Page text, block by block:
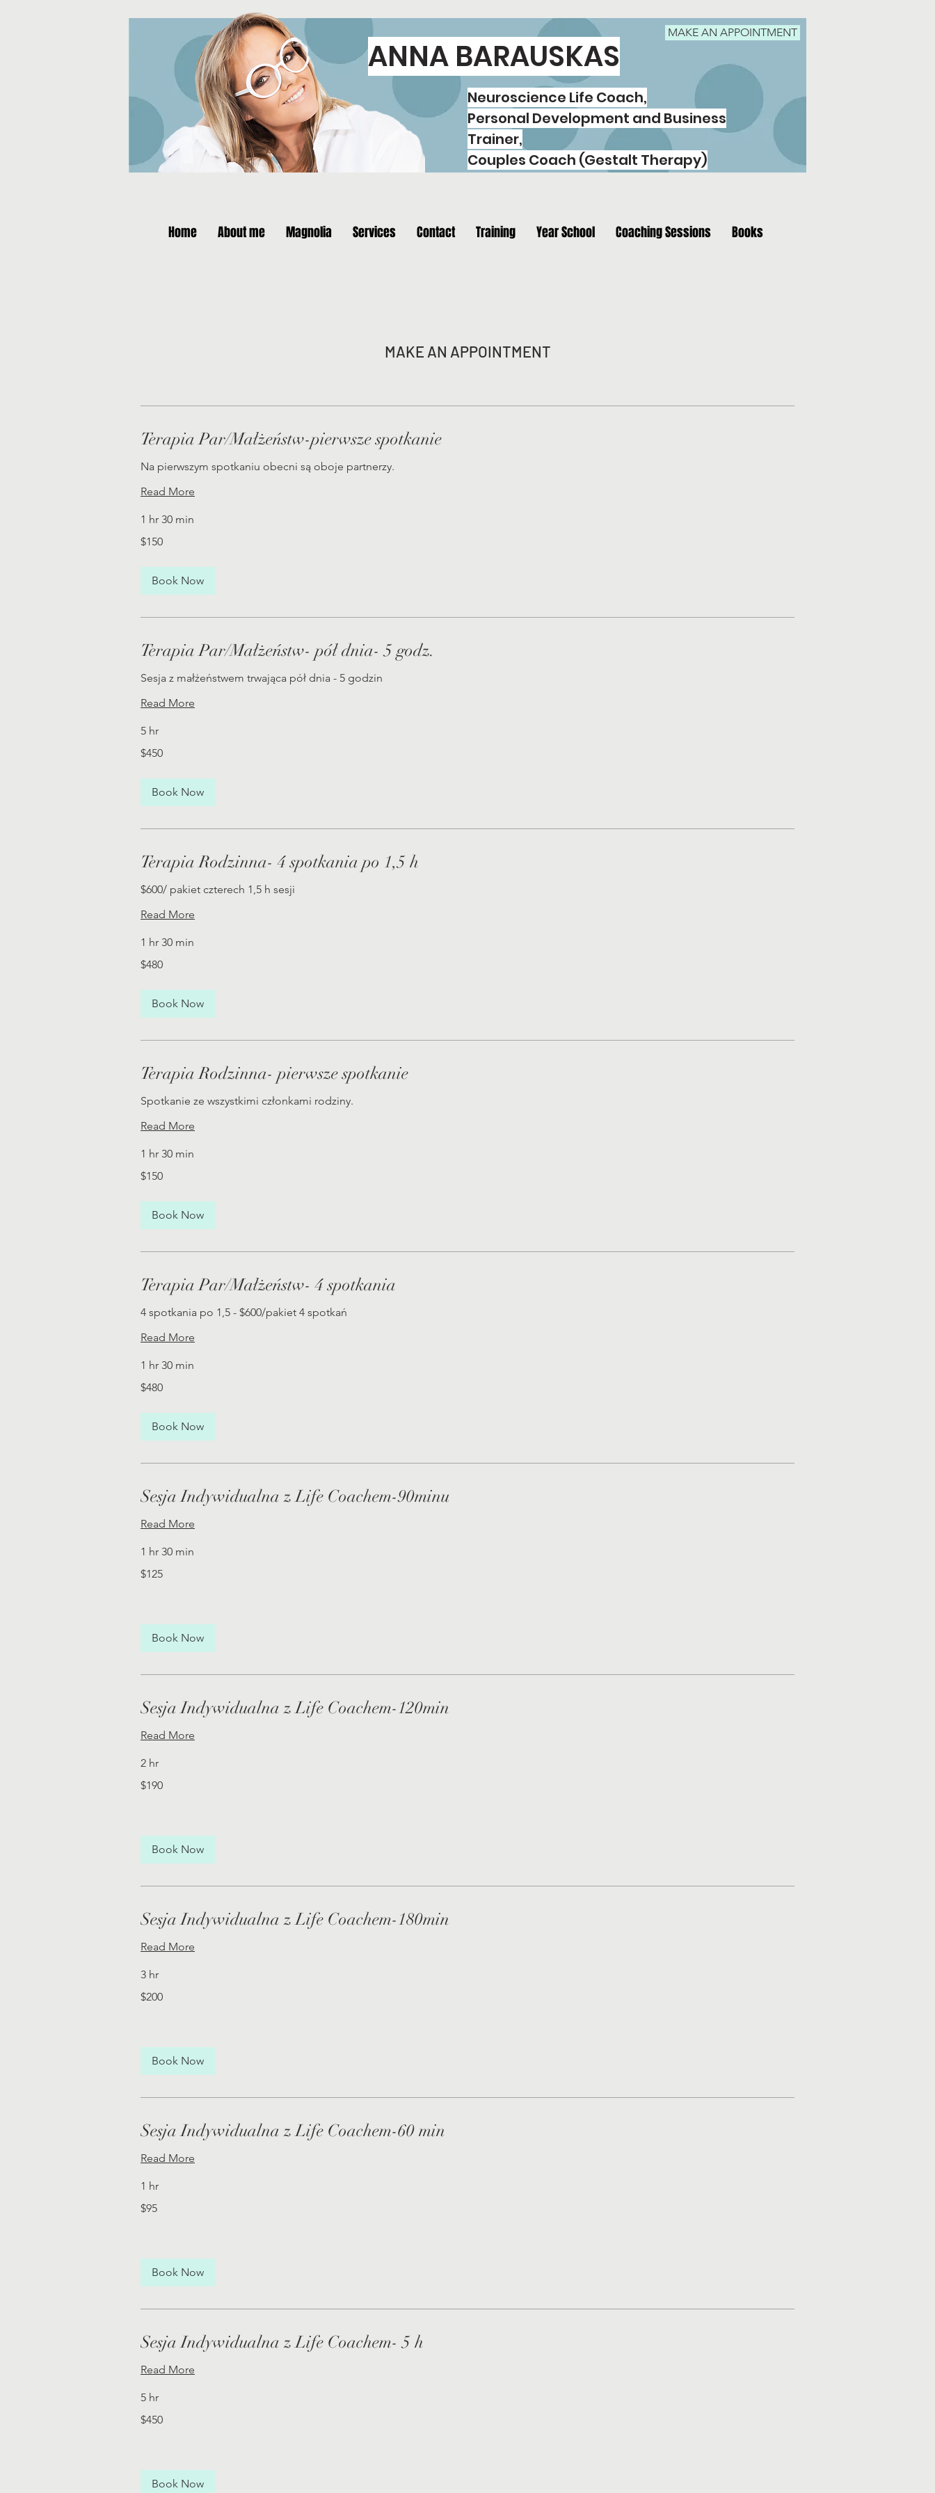
ANNA BARAUSKAS
Neuroscience Life Coach,
Personal Development and Business
Trainer,
Couples Coach (Gestalt Therapy)
MAKE AN APPOINTMENT
Home About me Magnolia Services Contact Training Year School Coaching Sessions Books
Terapia Par/Małżeństw-pierwsze spotkanie
Na pierwszym spotkaniu obecni są oboje partnerzy.
Read More
1 hr 30 min
US
$150
Book Now
Terapia Par/Małżeństw- pół dnia- 5 godz.
Sesja z małżeństwem trwająca pół dnia - 5 godzin
Read More
5 hr
US
$450
Book Now
Terapia Rodzinna- 4 spotkania po 1,5 h
$600/ pakiet czterech 1,5 h sesji
Read More
1 hr 30 min
US
$480
Book Now
Terapia Rodzinna- pierwsze spotkanie
Spotkanie ze wszystkimi członkami rodziny.
Read More
1 hr 30 min
US
$150
Book Now
Terapia Par/Małżeństw- 4 spotkania
4 spotkania po 1,5 - $600/pakiet 4 spotkań
Read More
1 hr 30 min
US
$480
Book Now
Sesja Indywidualna z Life Coachem-90minu
Read More
1 hr 30 min
US
$125
Book Now
Sesja Indywidualna z Life Coachem-120min
Read More
2 hr
US
$190
Book Now
Sesja Indywidualna z Life Coachem-180min
Read More
3 hr
US
$200
Book Now
Sesja Indywidualna z Life Coachem-60 min
Read More
1 hr
US
$95
Book Now
Sesja Indywidualna z Life Coachem- 5 h
Read More
5 hr
US
$450
Book Now
MAKE AN APPOINTMENT